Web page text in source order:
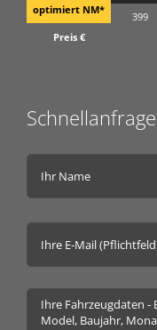
optimiert NM*
Preis €
399
Schnellanfrage